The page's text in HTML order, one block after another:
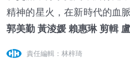
精神的星火，在新時代的血
郭美勤 黃淩媛 賴惠琳 剪輯 盧
責任編輯：林梓琦